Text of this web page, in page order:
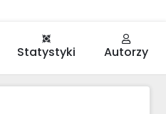
Statystyki Autorzy